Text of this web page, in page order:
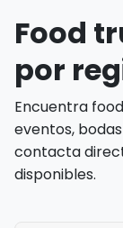
Food
por
Encuentra
eventos,
contacta
disponibles.